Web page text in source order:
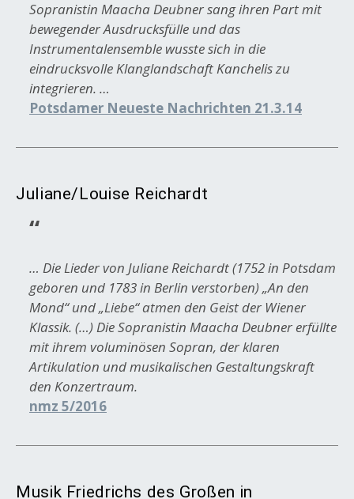
Sopranistin Maacha Deubner sang ihren Part mit
bewegender Ausdrucksfülle und das
Instrumentalensemble wusste sich in die
eindrucksvolle Klanglandschaft Kanchelis zu
integrieren. …
Potsdamer Neueste Nachrichten 21.3.14
Juliane/Louise Reichardt
… Die Lieder von Juliane Reichardt (1752 in Potsdam
geboren und 1783 in Berlin verstorben) „An den
Mond“ und „Liebe“ atmen den Geist der Wiener
Klassik. (…) Die Sopranistin Maacha Deubner erfüllte
mit ihrem voluminösen Sopran, der klaren
Artikulation und musikalischen Gestaltungskraft
den Konzertraum.
nmz 5/2016
Musik Friedrichs des Großen in